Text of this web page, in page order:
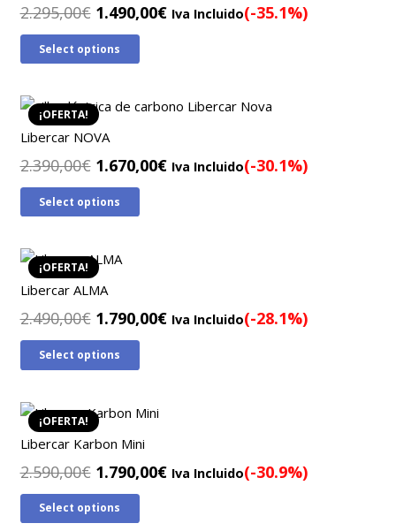
2.295,00€ El
precio
original
2.295,00€.
1.490,00€El
1.490,00€.
Iva Incluido(-35.1%)
Select options
¡OFERTA!
Libercar NOVA
2.390,00€ El
precio
original
2.390,00€.
1.670,00€ElIva Incluido(-30.1%)
Select options
¡OFERTA!
Libercar ALMA
2.490,00€ El
precio
original
2.490,00€.
1.790,00€ElIva Incluido(-28.1%)
Select options
¡OFERTA!
Libercar Karbon Mini
2.590,00€ El
precio
original
1.790,00€ElIva Incluido(-30.9%)
Select options